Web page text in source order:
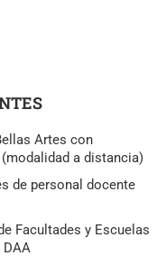
Artes con
a distancia)
de personal docente
Facultades y Escuelas